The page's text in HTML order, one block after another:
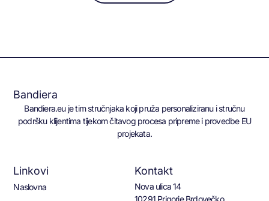
Bandiera
Bandiera.eu je tim stručnjaka koji pruža personaliziranu i stručnu
podršku klijentima tijekom čitavog procesa pripreme i provedbe EU
projekata.
Linkovi
Naslovna
Kontakt
Nova ulica 14